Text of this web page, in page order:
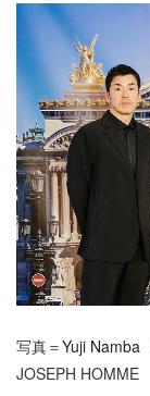
写真＝Yuji Namba
JOSEPH HOMME